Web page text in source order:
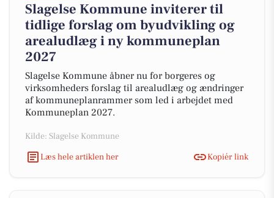
Slagelse Kommune inviterer til
tidlige forslag om byudvikling og
arealudlæg i ny kommuneplan
2027
Slagelse Kommune åbner nu for borgeres og
virksomheders forslag til arealudlæg og ændringer
af kommuneplanrammer som led i arbejdet med
Kommuneplan 2027.
Kilde: Slagelse Kommune
Læs hele artiklen her
Kopiér link